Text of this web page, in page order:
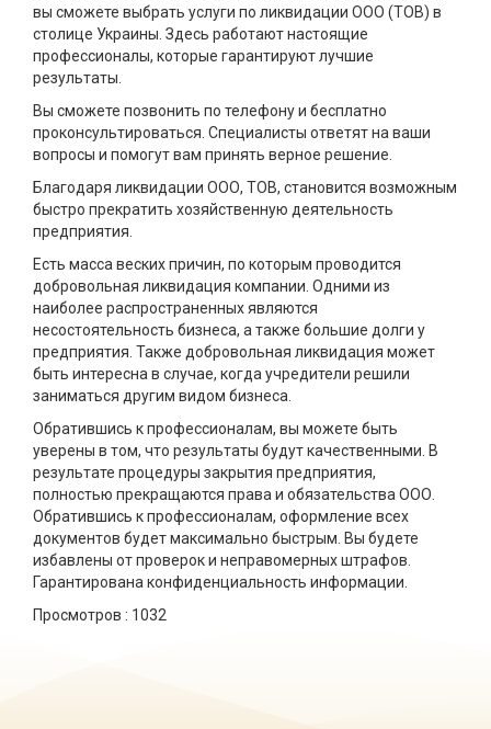
вы сможете выбрать услуги по ликвидации ООО (ТОВ) в
столице Украины. Здесь работают настоящие
профессионалы, которые гарантируют лучшие
результаты.
Вы сможете позвонить по телефону и бесплатно
проконсультироваться. Специалисты ответят на ваши
вопросы и помогут вам принять верное решение.
Благодаря ликвидации ООО, ТОВ, становится возможным
быстро прекратить хозяйственную деятельность
предприятия.
Есть масса веских причин, по которым проводится
добровольная ликвидация компании. Одними из
наиболее распространенных являются
несостоятельность бизнеса, а также большие долги у
предприятия. Также добровольная ликвидация может
быть интересна в случае, когда учредители решили
заниматься другим видом бизнеса.
Обратившись к профессионалам, вы можете быть
уверены в том, что результаты будут качественными. В
результате процедуры закрытия предприятия,
полностью прекращаются права и обязательства ООО.
Обратившись к профессионалам, оформление всех
документов будет максимально быстрым. Вы будете
избавлены от проверок и неправомерных штрафов.
Гарантирована конфиденциальность информации.
Просмотров : 1032